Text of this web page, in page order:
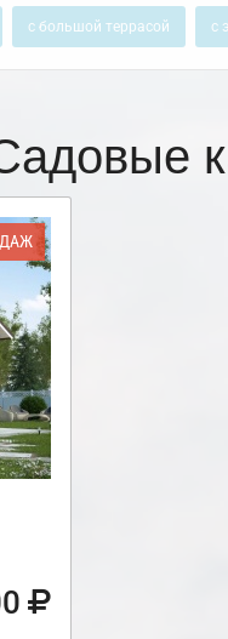
с большой террасой с